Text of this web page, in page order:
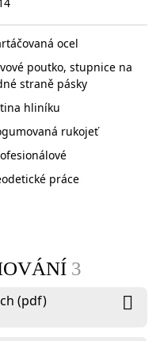
ocel
poutko, stupnice na
straně pásky
hliníku
rukojeť
práce
3
(pdf)